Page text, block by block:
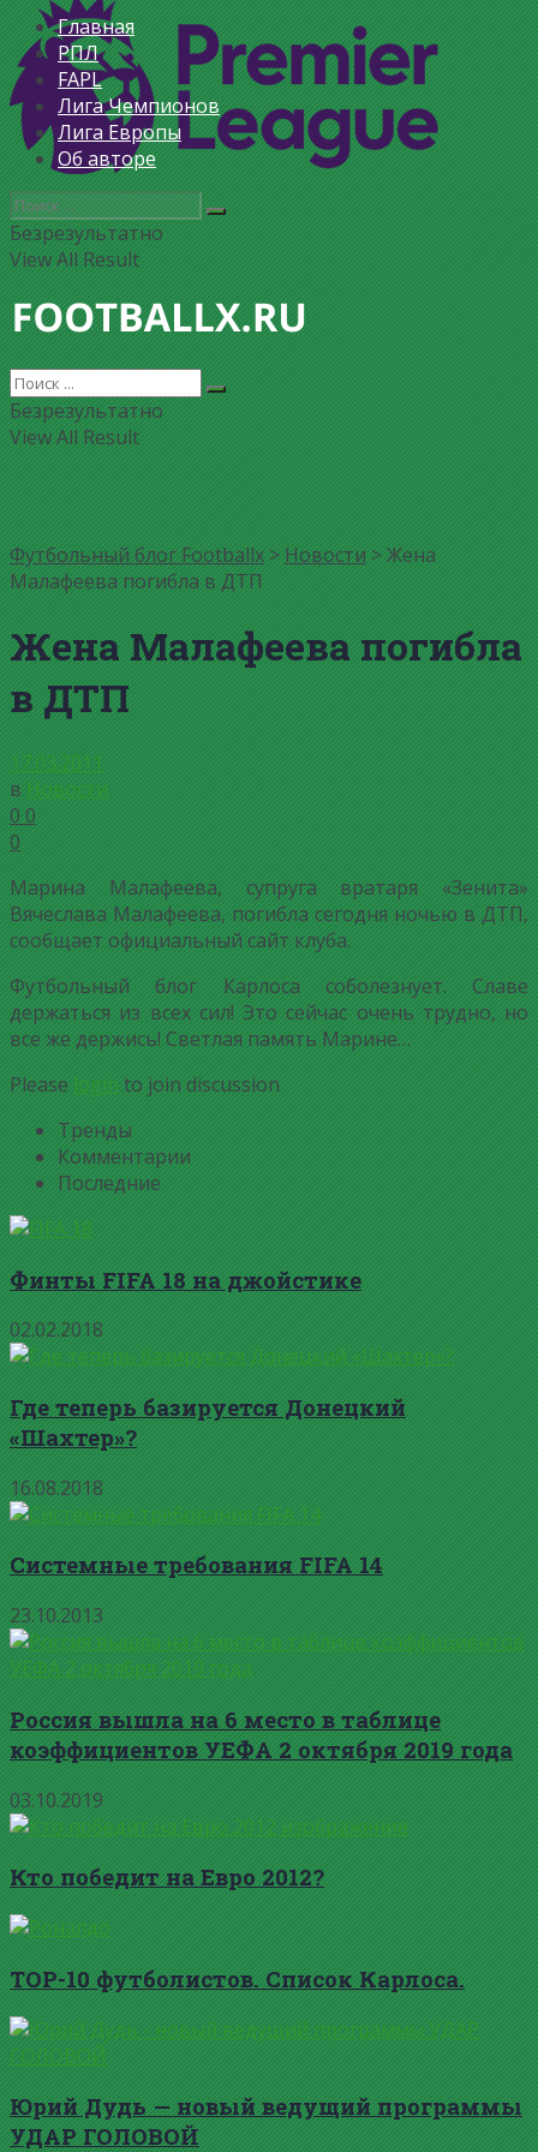
Главная
РПЛ
FAPL
Лига Чемпионов
Лига Европы
Об авторе
Безрезультатно
View All Result
Безрезультатно
View All Result
Футбольный блог Footballx>Новости> Жена
Малафеева погибла в ДТП
Жена Малафеева погибла
в ДТП
17.03.2011
вНовости
00
0
Марина Малафеева, супруга вратаря «Зенита»
Вячеслава Малафеева, погибла сегодня ночью в ДТП,
сообщает официальный сайт клуба.
Футбольный блог Карлоса соболезнует. Славе
держаться из всех сил! Это сейчас очень трудно, но
все же держись! Светлая память Марине…
Pleaseloginto join discussion
Тренды
Комментарии
Последние
Финты FIFA 18 на джойстике
02.02.2018
Где теперь базируется Донецкий
«Шахтер»?
16.08.2018
Системные требования FIFA 14
23.10.2013
Россия вышла на 6 место в таблице
коэффициентов УЕФА 2 октября 2019 года
03.10.2019
Кто победит на Евро 2012?
TOP-10 футболистов. Список Карлоса.
Юрий Дудь — новый ведущий программы
УДАР ГОЛОВОЙ